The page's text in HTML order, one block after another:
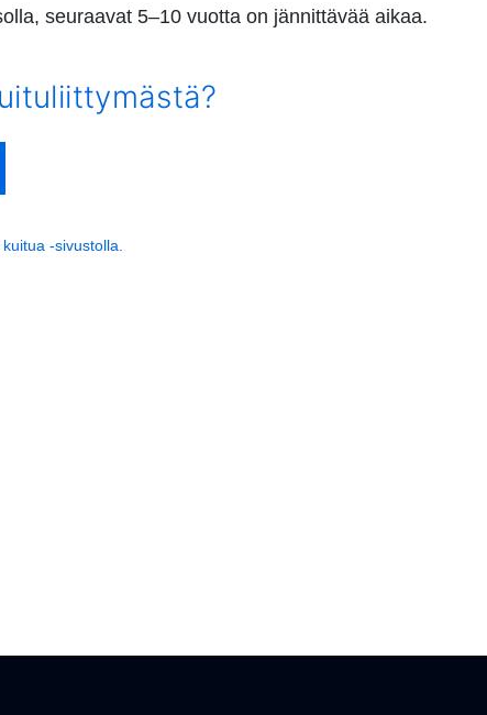
seuraavat 5–10 vuotta on jännittävää aikaa.
-sivustolla.